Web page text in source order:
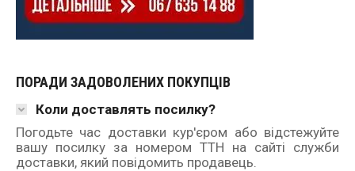
ПОРАДИ ЗАДОВОЛЕНИХ ПОКУПЦІВ
Коли доставлять посилку?
Погодьте час доставки кур'єром або відстежуйте
вашу посилку за номером ТТН на сайті служби
доставки, який повідомить продавець.